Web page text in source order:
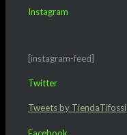
Instagram
[instagram-feed]
Twitter
Tweets by TiendaTifossi
Facebook